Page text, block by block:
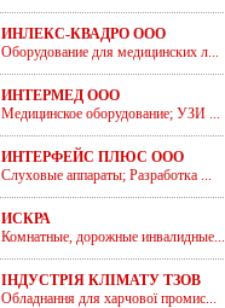
ИНЛЕКС-КВАДРО ООО
Оборудование для медицинских л...
ИНТЕРМЕД ООО
Медицинское оборудование; УЗИ ...
ИНТЕРФЕЙС ПЛЮС ООО
Слуховые аппараты; Разработка ...
ИСКРА
Комнатные, дорожные инвалидные...
ІНДУСТРІЯ КЛІМАТУ ТЗОВ
Обладнання для харчової промис...